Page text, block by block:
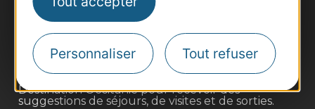
Personnaliser Tout refuser
Site presse et d'influence
Voyagistes
Destination Sport
Destination Occitanie pour recevoir des
suggestions de séjours, de visites et de sorties.